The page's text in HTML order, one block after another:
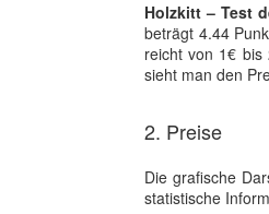
Holzkitt – Test
beträgt 4.44
reicht von 1€ bis
sieht man den
2. Preise
Die grafische
statistische